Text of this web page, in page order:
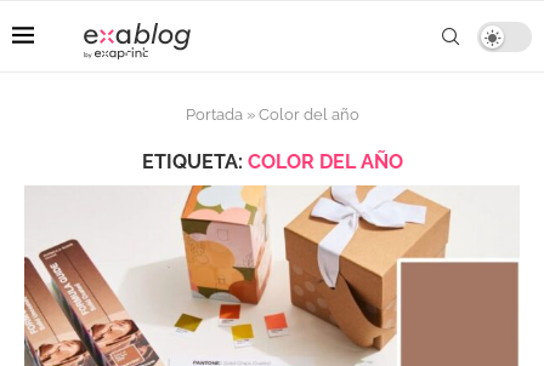
Portada» Color del año
ETIQUETA: COLOR DEL AÑO